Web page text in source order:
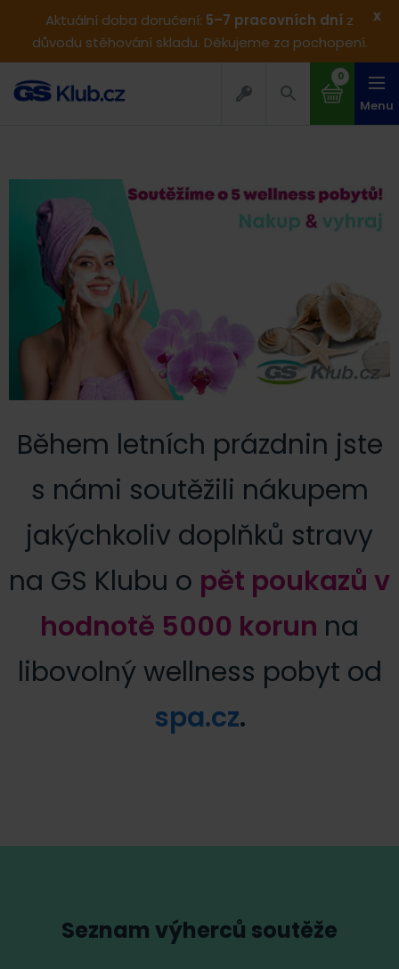
Aktuální doba doručení: 5–7 pracovních dní z
důvodu stěhování skladu. Děkujeme za pochopení.
x
0
Menu
Během letních prázdnin jste
s námi soutěžili nákupem
jakýchkoliv doplňků stravy
na GS Klubu o pět poukazů v
hodnotě 5000 korun na
libovolný wellness pobyt od
spa.cz.
Seznam výherců soutěže